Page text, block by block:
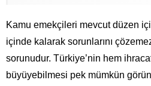
Kamu emekçileri mevcut düzen
içinde kalarak sorunlarını
sorunudur. Türkiye’nin hem
büyüyebilmesi pek mümkün